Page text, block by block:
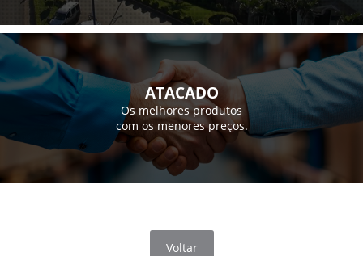
ATACADO
Os melhores produtos
com os menores preços.
Voltar